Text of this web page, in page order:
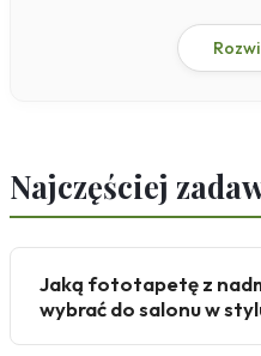
Te dekoracje doskonale
relaks, a panoramiczne
romantyczny nastrój.
200×280 cm, można
zarówno pod kątem
nadmorskiego, wybierz
horyzont – optycznie
lub salonie.
Najczęściej
Jaką fototapetę z
wybrać do salonu w